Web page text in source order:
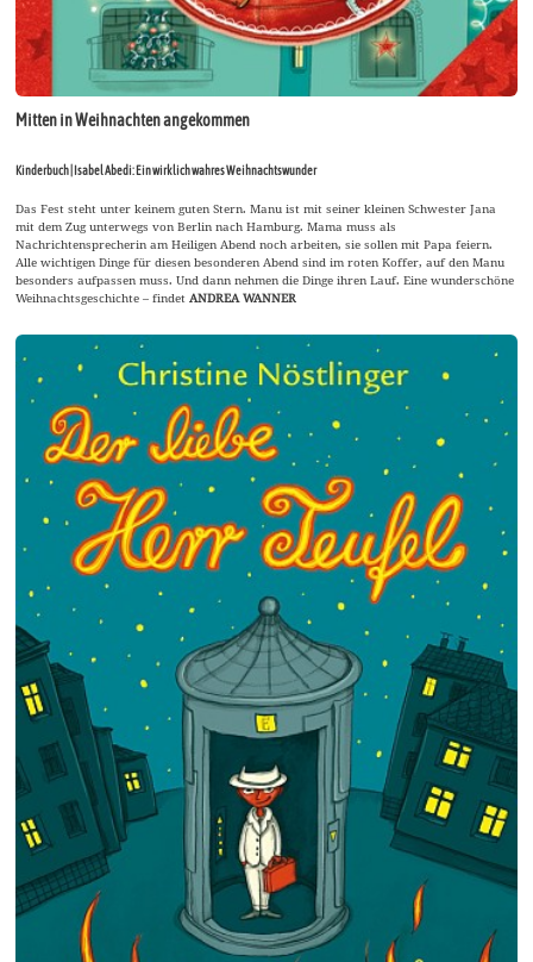
Mitten in Weihnachten angekommen
Kinderbuch | Isabel Abedi: Ein wirklich wahres Weihnachtswunder
Das Fest steht unter keinem guten Stern. Manu ist mit seiner kleinen Schwester Jana
mit dem Zug unterwegs von Berlin nach Hamburg. Mama muss als
Nachrichtensprecherin am Heiligen Abend noch arbeiten, sie sollen mit Papa feiern.
Alle wichtigen Dinge für diesen besonderen Abend sind im roten Koffer, auf den Manu
besonders aufpassen muss. Und dann nehmen die Dinge ihren Lauf. Eine wunderschöne
Weihnachtsgeschichte – findet ANDREA WANNER